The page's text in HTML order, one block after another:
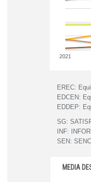
2021
EREC:
EDCEN:
EDDEP:
SG:
INF:
SEN:
MEDIA